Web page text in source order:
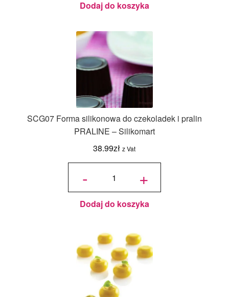
Silikomart
Dodaj do koszyka
SCG07 Forma silikonowa do czekoladek i pralin
PRALINE – Silikomart
38.99zł z Vat
-
ilość
silikonowa
do
czekoladek
i pralin
PRALINE -
+
Dodaj do koszyka